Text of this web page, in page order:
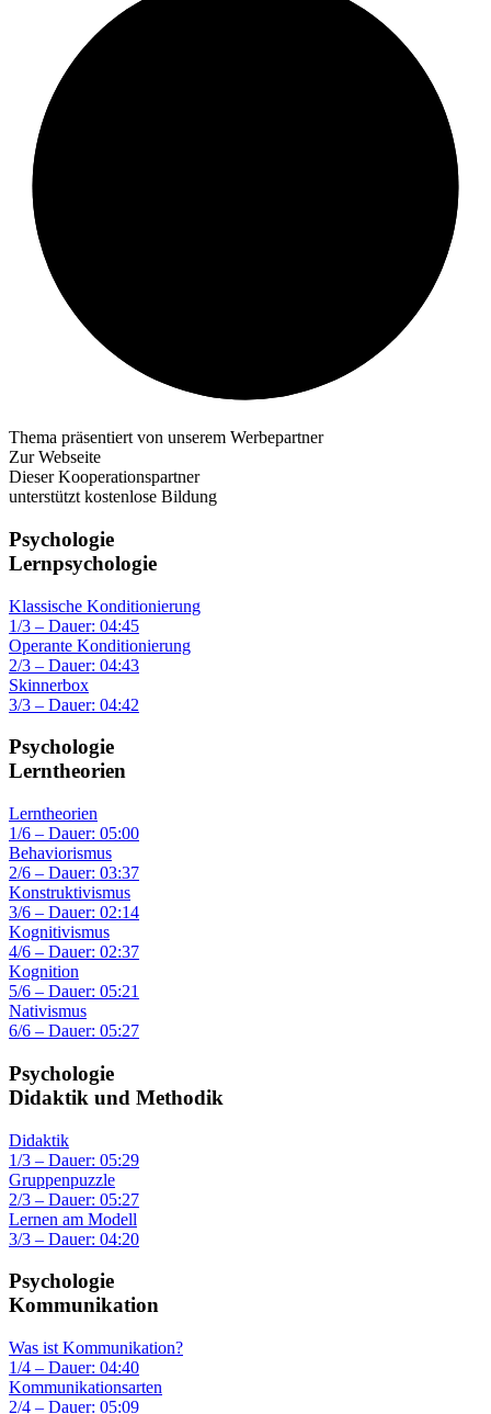
Thema präsentiert von unserem Werbepartner
Zur Webseite
Dieser Kooperationspartner
unterstützt kostenlose Bildung
Psychologie
Lernpsychologie
Klassische Konditionierung
1/3 – Dauer: 04:45
Operante Konditionierung
2/3 – Dauer: 04:43
Skinnerbox
3/3 – Dauer: 04:42
Psychologie
Lerntheorien
Lerntheorien
1/6 – Dauer: 05:00
Behaviorismus
2/6 – Dauer: 03:37
Konstruktivismus
3/6 – Dauer: 02:14
Kognitivismus
4/6 – Dauer: 02:37
Kognition
5/6 – Dauer: 05:21
Nativismus
6/6 – Dauer: 05:27
Psychologie
Didaktik und Methodik
Didaktik
1/3 – Dauer: 05:29
Gruppenpuzzle
2/3 – Dauer: 05:27
Lernen am Modell
3/3 – Dauer: 04:20
Psychologie
Kommunikation
Was ist Kommunikation?
1/4 – Dauer: 04:40
Kommunikationsarten
2/4 – Dauer: 05:09